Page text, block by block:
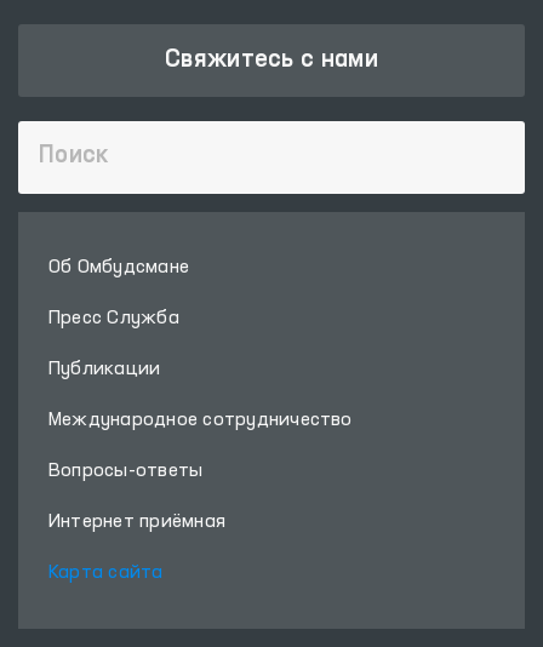
Свяжитесь с нами
Об Омбудсмане
Пресс Служба
Публикации
Международное сотрудничество
Вопросы-ответы
Интернет приёмная
Карта сайта